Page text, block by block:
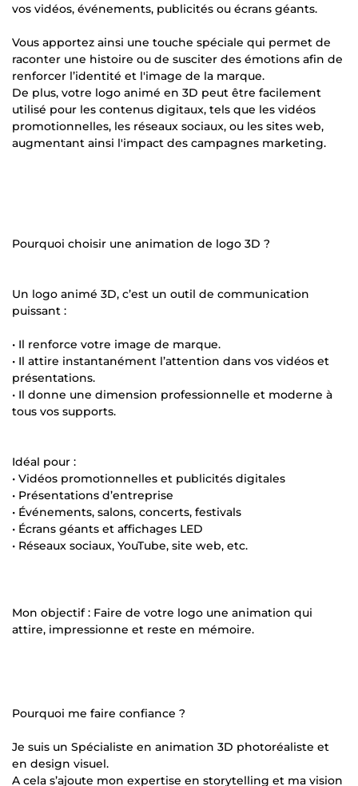
vos vidéos, événements, publicités ou écrans géants.
Vous apportez ainsi une touche spéciale qui permet de
raconter une histoire ou de susciter des émotions afin de
renforcer l’identité et l'image de la marque.
De plus, votre logo animé en 3D peut être facilement
utilisé pour les contenus digitaux, tels que les vidéos
promotionnelles, les réseaux sociaux, ou les sites web,
augmentant ainsi l'impact des campagnes marketing.
Pourquoi choisir une animation de logo 3D ?
Un logo animé 3D, c’est un outil de communication
puissant :
• Il renforce votre image de marque.
• Il attire instantanément l’attention dans vos vidéos et
présentations.
• Il donne une dimension professionnelle et moderne à
tous vos supports.
Idéal pour :
• Vidéos promotionnelles et publicités digitales
• Présentations d’entreprise
• Événements, salons, concerts, festivals
• Écrans géants et affichages LED
• Réseaux sociaux, YouTube, site web, etc.
Mon objectif : Faire de votre logo une animation qui
attire, impressionne et reste en mémoire.
Pourquoi me faire confiance ?
Je suis un Spécialiste en animation 3D photoréaliste et
en design visuel.
A cela s’ajoute mon expertise en storytelling et ma vision